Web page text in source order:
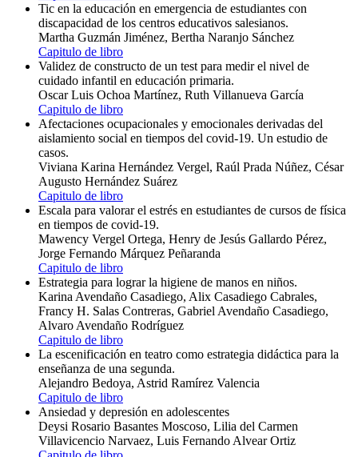
Tic en la educación en emergencia de estudiantes con
discapacidad de los centros educativos salesianos.
Martha Guzmán Jiménez, Bertha Naranjo Sánchez
Capitulo de libro
Validez de constructo de un test para medir el nivel de
cuidado infantil en educación primaria.
Oscar Luis Ochoa Martínez, Ruth Villanueva García
Capitulo de libro
Afectaciones ocupacionales y emocionales derivadas del
aislamiento social en tiempos del covid-19. Un estudio de
casos.
Viviana Karina Hernández Vergel, Raúl Prada Núñez, César
Augusto Hernández Suárez
Capitulo de libro
Escala para valorar el estrés en estudiantes de cursos de física
en tiempos de covid-19.
Mawency Vergel Ortega, Henry de Jesús Gallardo Pérez,
Jorge Fernando Márquez Peñaranda
Capitulo de libro
Estrategia para lograr la higiene de manos en niños.
Karina Avendaño Casadiego, Alix Casadiego Cabrales,
Francy H. Salas Contreras, Gabriel Avendaño Casadiego,
Alvaro Avendaño Rodríguez
Capitulo de libro
La escenificación en teatro como estrategia didáctica para la
enseñanza de una segunda.
Alejandro Bedoya, Astrid Ramírez Valencia
Capitulo de libro
Ansiedad y depresión en adolescentes
Deysi Rosario Basantes Moscoso, Lilia del Carmen
Villavicencio Narvaez, Luis Fernando Alvear Ortiz